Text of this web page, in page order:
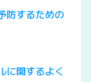
防するための
に関するよく